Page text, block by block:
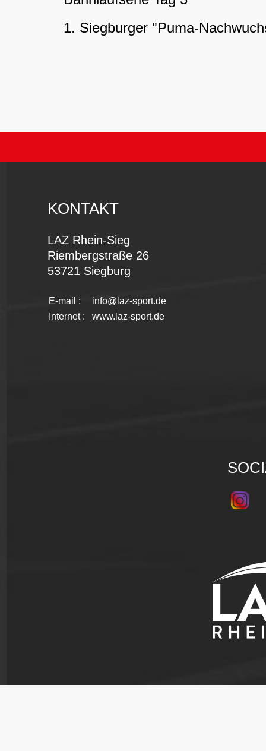
1. Siegburger "Puma-
KONTAKT
LAZ Rhein-Sieg
Riembergstraße 26
53721 Siegburg
E-mail :
info@laz-sport.de
Internet :
www.laz-sport.de